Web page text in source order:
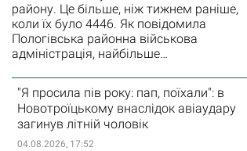
району. Це більше, ніж тижнем раніше,
коли їх було 4446. Як повідомила
Пологівська районна військова
адміністрація, найбільше…
"Я просила пів року: пап, поїхали": в
Новотроїцькому внаслідок авіаудару
загинув літній чоловік
04.08.2026, 17:52